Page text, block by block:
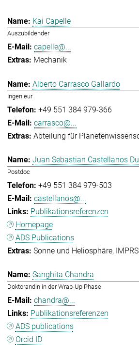
Kai Capelle
Auszubildender
capelle@...
Mechanik
Alberto Carrasco Gallardo
Ingenieur
+49 551 384 979-366
carrasco@...
Abteilung für
Juan Sebastian Castellanos
Postdoc
+49 551 384 979-503
castellanos@...
Publikationsreferenzen
Homepage
ADS Publications
Sonne und Heliosphäre
Sanghita Chandra
Doktorandin in der Wrap-Up Phase
chandra@...
Publikationsreferenzen
ADS publications
Orcid ID